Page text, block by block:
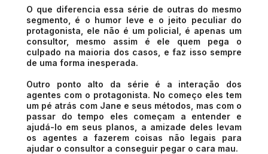
O que diferencia essa série de outras do mesmo
segmento, é o humor leve e o jeito peculiar do
protagonista, ele não é um policial, é apenas um
consultor, mesmo assim é ele quem pega o
culpado na maioria dos casos, e faz isso sempre
de uma forma inesperada.
Outro ponto alto da série é a interação dos
agentes com o protagonista. No começo eles tem
um pé atrás com Jane e seus métodos, mas com o
passar do tempo eles começam a entender e
ajudá-lo em seus planos, a amizade deles levam
os agentes a fazerem coisas não legais para
ajudar o consultor a conseguir pegar o cara mau.